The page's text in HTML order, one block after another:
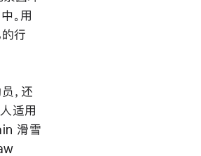
。用
行
，还
适用
滑雪